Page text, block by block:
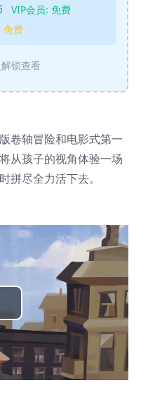
VIP会员: 免费
免费
解锁查看
卷轴冒险和电影式第一
从孩子的视角体验一场
拼尽全力活下去。